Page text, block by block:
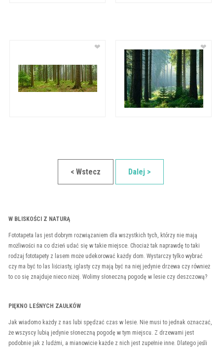
❤ ❤
< Wstecz Dalej >
W BLISKOŚCI Z NATURĄ
Fototapeta las jest dobrym rozwiązaniem dla wszystkich tych, którzy nie mają
możliwości na co dzień udać się w takie miejsce. Chociaż tak naprawdę to taki
rodzaj fototapety z lasem może udekorować każdy dom. Wystarczy tylko wybrać
czy ma być to las liściasty, iglasty czy mają być na niej jedynie drzewa czy również
to co się znajduje nieco niżej. Wolimy słoneczną pogodę w lesie czy deszczową?
PIĘKNO LEŚNYCH ZAUŁKÓW
Jak wiadomo każdy z nas lubi spędzać czas w lesie. Nie musi to jednak oznaczać,
że wszyscy lubią jedynie słoneczną pogodę w tym miejscu. Z drzewami jest
podobnie jak z ludźmi, a mianowicie każde z nich jest zupełnie inne. Dlatego jeśli